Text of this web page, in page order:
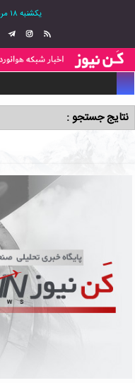
یکشنبه ۱۸ مرداد ۱۴۰۵
نتایج جستجو :